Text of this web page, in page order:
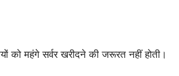
को महंगे सर्वर खरीदने की जरूरत नहीं होती।